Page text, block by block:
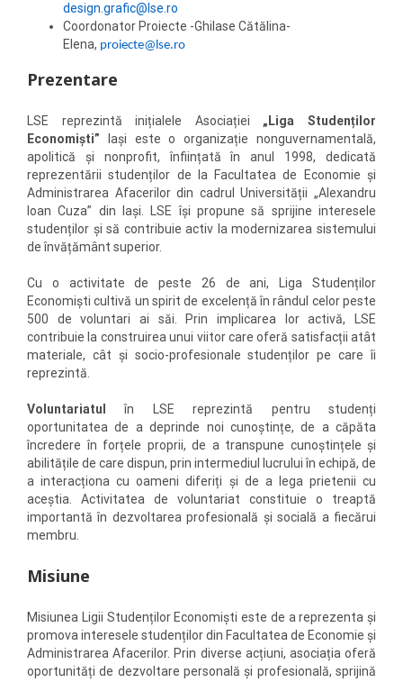
design.grafic@lse.ro
Coordonator Proiecte -Ghilase Cătălina-
Elena, proiecte@lse.ro
Prezentare
LSE reprezintă inițialele Asociației „Liga Studenților
Economiști” Iași este o organizație nonguvernamentală,
apolitică și nonprofit, înființată în anul 1998, dedicată
reprezentării studenților de la Facultatea de Economie și
Administrarea Afacerilor din cadrul Universității „Alexandru
Ioan Cuza” din Iași. LSE își propune să sprijine interesele
studenților și să contribuie activ la modernizarea sistemului
de învățământ superior.
Cu o activitate de peste 26 de ani, Liga Studenților
Economiști cultivă un spirit de excelență în rândul celor peste
500 de voluntari ai săi. Prin implicarea lor activă, LSE
contribuie la construirea unui viitor care oferă satisfacții atât
materiale, cât și socio-profesionale studenților pe care îi
reprezintă.
Voluntariatulîn LSE reprezintă pentru studenți
oportunitatea de a deprinde noi cunoștințe, de a căpăta
încredere în forțele proprii, de a transpune cunoștințele şi
abilitățile de care dispun, prin intermediul lucrului în echipă, de
a interacționa cu oameni diferiți şi de a lega prietenii cu
aceștia. Activitatea de voluntariat constituie o treaptă
importantă în dezvoltarea profesională şi socială a fiecărui
membru.
Misiune
Misiunea Ligii Studenților Economiști este de a reprezenta și
promova interesele studenților din Facultatea de Economie și
Administrarea Afacerilor. Prin diverse acțiuni, asociația oferă
oportunități de dezvoltare personală și profesională, sprijină